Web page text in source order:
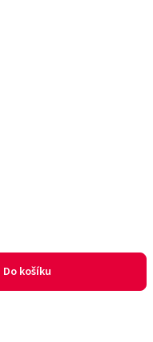
Do košíku